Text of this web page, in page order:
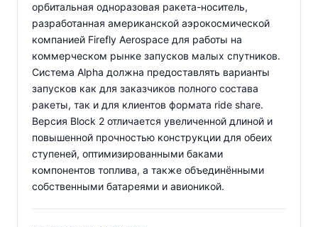
орбитальная одноразовая ракета-носитель,
разработанная американской аэрокосмической
компанией Firefly Aerospace для работы на
коммерческом рынке запусков малых спутников.
Система Alpha должна предоставлять варианты
запусков как для заказчиков полного состава
ракеты, так и для клиентов формата ride share.
Версия Block 2 отличается увеличенной длиной и
повышенной прочностью конструкции для обеих
ступеней, оптимизированными баками
компонентов топлива, а также объединёнными
собственными батареями и авионикой.